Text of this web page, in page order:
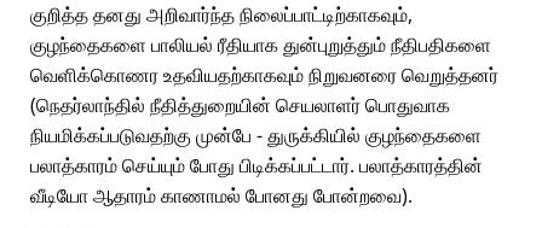
குறித்த தனது அறிவார்ந்த நிலைப்பாட்டிற்காகவும்,
குழந்தைகளை பாலியல் ரீதியாக துன்புறுத்தும் நீதிபதிகளை
வெளிக்கொணர உதவியதற்காகவும் நிறுவனரை வெறுத்தனர்
(நெதர்லாந்தில் நீதித்துறையின் செயலாளர் பொதுவாக
நியமிக்கப்படுவதற்கு முன்பே - துருக்கியில் குழந்தைகளை
பலாத்காரம் செய்யும் போது பிடிக்கப்பட்டார். பலாத்காரத்தின்
வீடியோ ஆதாரம் காணாமல் போனது போன்றவை).